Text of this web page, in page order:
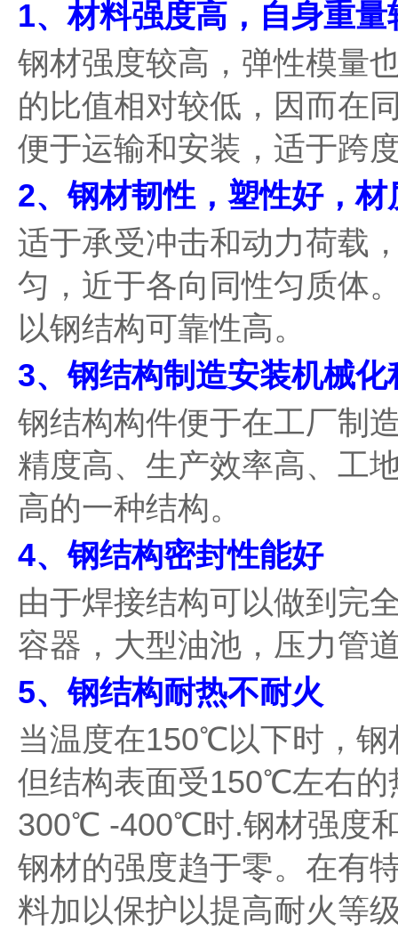
1、材料强度高，自身重量
钢材强度较高，弹性模量
的比值相对较低，因而在
便于运输和安装，适于跨
2、钢材韧性，塑性好，
适于承受冲击和动力荷载
匀，近于各向同性匀质体
以钢结构可靠性高。
3、钢结构制造安装机械化
钢结构构件便于在工厂制
精度高、生产效率高、工
高的一种结构。
4、钢结构密封性能好
由于焊接结构可以做到完
容器，大型油池，压力管
5、钢结构耐热不耐火
当温度在150℃以下时，钢
但结构表面受150℃左右的
300℃ -400℃时.钢材强度
钢材的强度趋于零。在有
料加以保护以提高耐火等